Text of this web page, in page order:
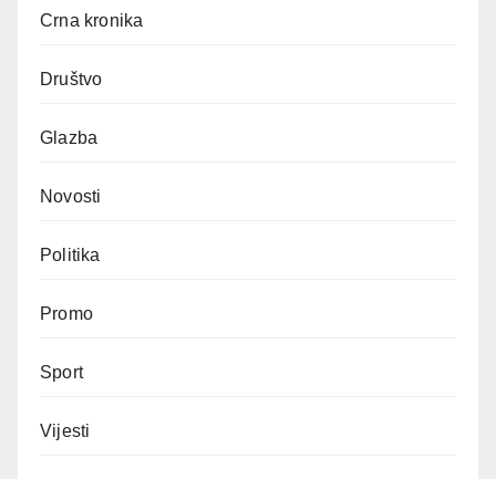
Crna kronika
Društvo
Glazba
Novosti
Politika
Promo
Sport
Vijesti